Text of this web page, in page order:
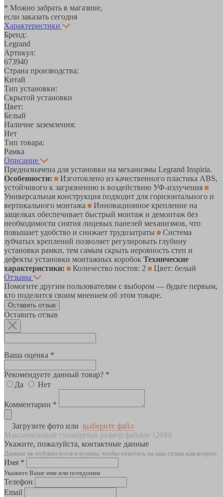
* Можно забрать в магазине,
если заказать сегодня
Характеристики
Бренд:
Legrand
Артикул:
673940
Страна производства:
Китай
Тип установки:
Скрытой установки
Цвет:
Белый
Наличие заземления:
Нет
Тип товара:
Рамка
Описание
Предназначена для установки на механизмы Legrand Inspiria.
Особенности:
Изготовлено из качественного пластика ABS,
устойчивого к загрязнению и воздействию УФ-излучения
Универсальная конструкция подходит для горизонтального и
вертикального монтажа
Инновационное крепление на
защелках обеспечивает быстрый монтаж и демонтаж без
необходимости снятия лицевых панелей механизмов, что
повышает удобство и снижает трудозатраты
Система
зубчатых креплений позволяет регулировать глубину
установки рамки, тем самым скрыть неровность стен и
дефекты установки монтажных коробок Технические
характеристики:
Количество постов: 2
Цвет: белый
Отзывы
Помогите другим пользователям с выбором — будьте первым,
кто поделится своим мнением об этом товаре.
Оставить отзыв
Оставить отзыв
Ваша оценка *
Рекомендуете данный товар? *
Да
Нет
Комментарии *
Загрузите фото или выберите файл
Максимальный суммарный размер файлов 12MB
Укажите, пожалуйста, контактные данные
Данные не публикуются и нужны, чтобы ответить на ваш отзыв или вопрос
Имя *
Укажите Ваше имя или псевдоним
Телефон
Email